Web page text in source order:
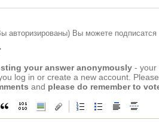
авторизированы) Вы можете
your answer anonymously - your
log in or create a new account.
and please do remember to